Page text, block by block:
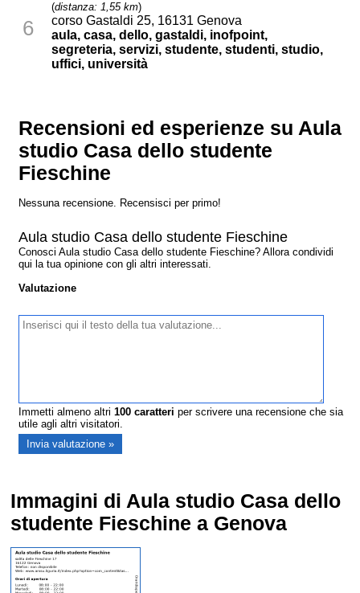
6
(distanza: 1,55 km)
corso Gastaldi 25, 16131 Genova
aula, casa, dello, gastaldi, inofpoint,
segreteria, servizi, studente, studenti, studio,
uffici, università
Recensioni ed esperienze su Aula
studio Casa dello studente
Fieschine
Nessuna recensione. Recensisci per primo!
Aula studio Casa dello studente Fieschine
Conosci Aula studio Casa dello studente Fieschine? Allora condividi
qui la tua opinione con gli altri interessati.
Valutazione
Immetti almeno altri100 caratteri per scrivere una recensione che sia
utile agli altri visitatori.
Immagini di Aula studio Casa dello
studente Fieschine a Genova